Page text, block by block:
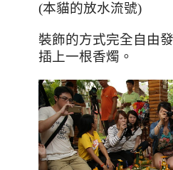
(本貓的放水流號)
裝飾的方式完全自由
插上一根香燭。